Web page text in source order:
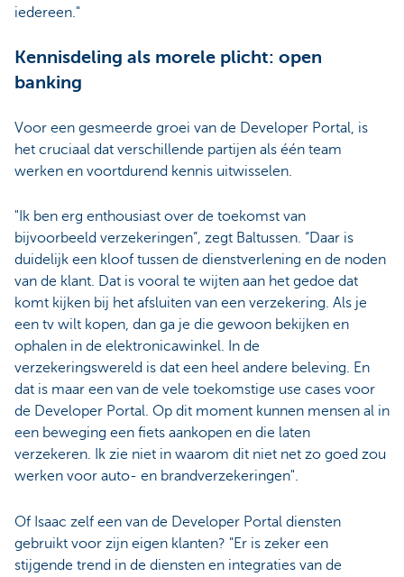
iedereen."
Kennisdeling als morele plicht: open
banking
Voor een gesmeerde groei van de Developer Portal, is
het cruciaal dat verschillende partijen als één team
werken en voortdurend kennis uitwisselen.
"Ik ben erg enthousiast over de toekomst van
bijvoorbeeld verzekeringen”, zegt Baltussen. “Daar is
duidelijk een kloof tussen de dienstverlening en de noden
van de klant. Dat is vooral te wijten aan het gedoe dat
komt kijken bij het afsluiten van een verzekering. Als je
een tv wilt kopen, dan ga je die gewoon bekijken en
ophalen in de elektronicawinkel. In de
verzekeringswereld is dat een heel andere beleving. En
dat is maar een van de vele toekomstige use cases voor
de Developer Portal. Op dit moment kunnen mensen al in
een beweging een fiets aankopen en die laten
verzekeren. Ik zie niet in waarom dit niet net zo goed zou
werken voor auto- en brandverzekeringen".
Of Isaac zelf een van de Developer Portal diensten
gebruikt voor zijn eigen klanten? "Er is zeker een
stijgende trend in de diensten en integraties van de